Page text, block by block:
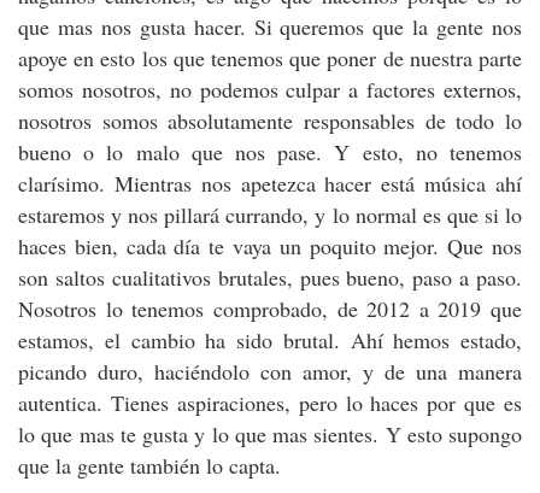
que mas nos gusta hacer. Si queremos que la gente nos
apoye en esto los que tenemos que poner de nuestra parte
somos nosotros, no podemos culpar a factores externos,
nosotros somos absolutamente responsables de todo lo
bueno o lo malo que nos pase. Y esto, no tenemos
clarísimo. Mientras nos apetezca hacer está música ahí
estaremos y nos pillará currando, y lo normal es que si lo
haces bien, cada día te vaya un poquito mejor. Que nos
son saltos cualitativos brutales, pues bueno, paso a paso.
Nosotros lo tenemos comprobado, de 2012 a 2019 que
estamos, el cambio ha sido brutal. Ahí hemos estado,
picando duro, haciéndolo con amor, y de una manera
autentica. Tienes aspiraciones, pero lo haces por que es
lo que mas te gusta y lo que mas sientes. Y esto supongo
que la gente también lo capta.